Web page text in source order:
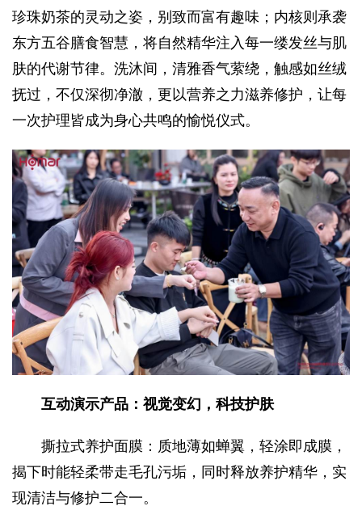
珍珠奶茶的灵动之姿，别致而富有趣味；内核则承袭
东方五谷膳食智慧，将自然精华注入每一缕发丝与肌
肤的代谢节律。洗沐间，清雅香气萦绕，触感如丝绒
抚过，不仅深彻净澈，更以营养之力滋养修护，让每
一次护理皆成为身心共鸣的愉悦仪式。
互动演示产品：视觉变幻，科技护肤
撕拉式养护面膜：质地薄如蝉翼，轻涂即成膜，
揭下时能轻柔带走毛孔污垢，同时释放养护精华，实
现清洁与修护二合一。